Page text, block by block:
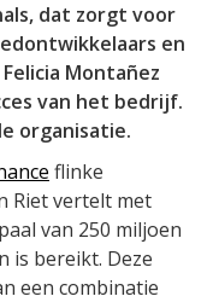
dat zorgt voor
en
Montañez
van het bedrijf.
organisatie.
flinke
Riet vertelt met
van 250 miljoen
is bereikt. Deze
een combinatie